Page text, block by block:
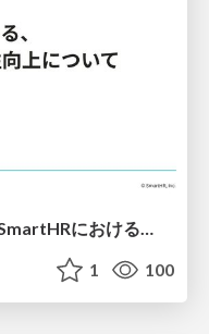
QAエンジニア起点で進める、SmartHRにおける信頼性向上について
1 100